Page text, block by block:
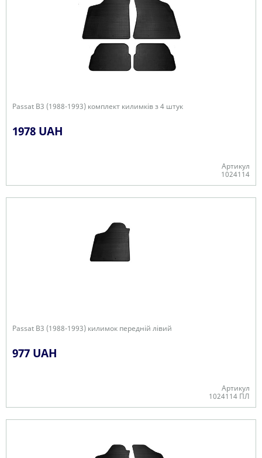
Passat B3 (1988-1993) комплект килимків з 4 штук
1978 UAH
Артикул
1024114
Passat B3 (1988-1993) килимок передній лівий
977 UAH
Артикул
1024114 ПЛ